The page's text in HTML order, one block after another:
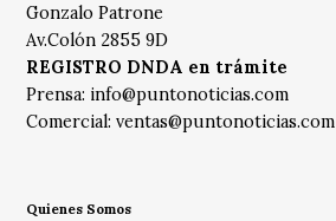
Gonzalo Patrone
Av.Colón 2855 9D
REGISTRO DNDA en trámite
Prensa: info@puntonoticias.com
Comercial:ventas@puntonoticias.com
Quienes Somos